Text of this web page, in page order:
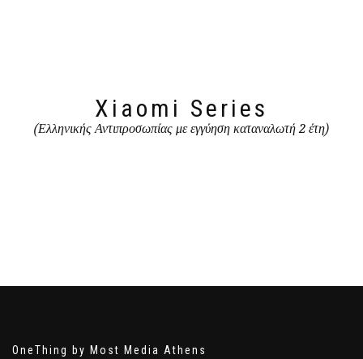
Xiaomi Series
(Ελληνικής Αντιπροσωπίας με εγγύηση καταναλωτή 2 έτη)
OneThing by Most Media Athens